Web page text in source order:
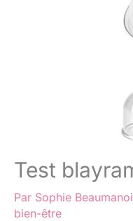
Test
Par Sophie
bien-être